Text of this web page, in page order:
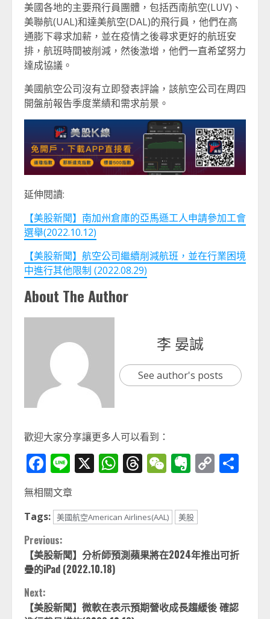
美國各地的主要飛行員團體，包括西南航空(LUV)、
美聯航(UAL)和達美航空(DAL)的飛行員，他們在高
通膨下尋求加薪，並在疫情之後尋求更好的航班安
排，航班時間被削減，然後激增，他們一直希望努力
達成協議。
美國航空公司沒有立即發表評論，該航空公司在周四
開盤前報告季度業績和需求前景。
延伸閱讀:
【美股新聞】南加州倉庫的亞馬遜工人申請參加工會
選舉(2022.10.12)
【美股新聞】航空公司繼續削減航班，並在行業困境
中進行其他限制 (2022.08.29)
About The Author
李 晏誠
See author's posts
歡迎大家分享讓更多人可以看到：
Facebook
Line
X WhatsApp
Threads
WeChat
Evernote
Copy
無相關文章
Tags: 美國航空American Airlines(AAL) 美股
Continue
Reading
Previous:
【美股新聞】分析師預測蘋果將在2024年推出可折
疊的iPad (2022.10.18)
Next:
【美股新聞】微軟在表示預期營收成長趨緩後 確認